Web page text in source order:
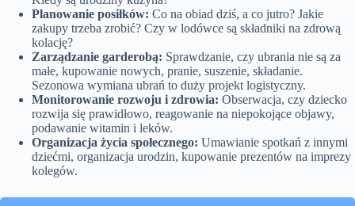
Planowanie posiłków: Co na obiad dziś, a co jutro? Jakie
zakupy trzeba zrobić? Czy w lodówce są składniki na zdrową
kolację?
Zarządzanie garderobą: Sprawdzanie, czy ubrania nie są za
małe, kupowanie nowych, pranie, suszenie, składanie.
Sezonowa wymiana ubrań to duży projekt logistyczny.
Monitorowanie rozwoju i zdrowia: Obserwacja, czy dziecko
rozwija się prawidłowo, reagowanie na niepokojące objawy,
podawanie witamin i leków.
Organizacja życia społecznego: Umawianie spotkań z innymi
dziećmi, organizacja urodzin, kupowanie prezentów na imprezy
kolegów.